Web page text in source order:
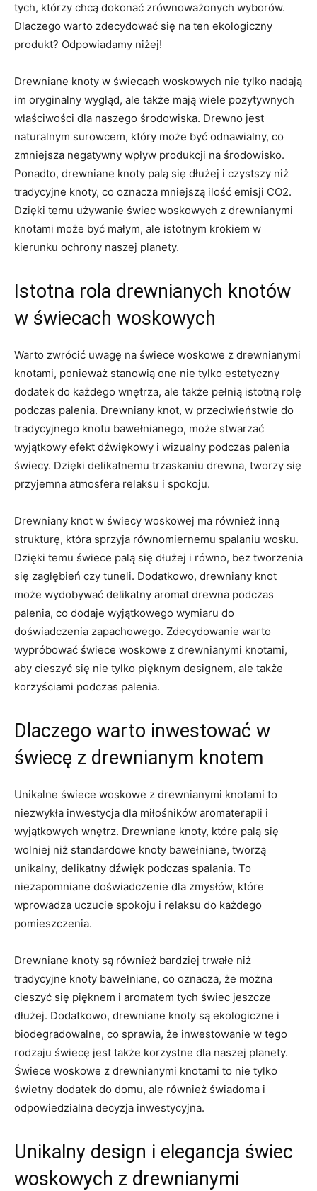
tych, ‌którzy chcą‌ dokonać zrównoważonych wyborów.⁣
Dlaczego warto zdecydować ⁣się⁢ na ⁣ten ekologiczny
produkt? ⁢Odpowiadamy niżej!
Drewniane​ knoty​ w świecach woskowych nie tylko nadają⁤
im​ oryginalny wygląd, ‌ale⁤ także mają⁢ wiele pozytywnych
właściwości‍ dla naszego środowiska.⁢ Drewno jest
naturalnym surowcem, który ⁣może być odnawialny, co
zmniejsza negatywny wpływ produkcji ⁤na środowisko.‍
Ponadto, drewniane knoty palą się dłużej i czystszy niż
tradycyjne knoty,​ co oznacza mniejszą ilość emisji CO2.
Dzięki ​temu używanie świec woskowych⁢ z drewnianymi
knotami‌ może być ⁢małym, ale istotnym‍ krokiem w⁤
kierunku ochrony⁣ naszej planety.
Istotna rola drewnianych knotów
w świecach woskowych
Warto zwrócić uwagę⁣ na świece⁣ woskowe z drewnianymi
⁣knotami, ponieważ stanowią one nie tylko⁢ estetyczny
dodatek⁤ do każdego ⁢wnętrza, ale także pełnią ⁤istotną rolę⁣
podczas palenia. ​Drewniany knot, ‌w ‍przeciwieństwie do
tradycyjnego knotu bawełnianego, może⁢ stwarzać
‍wyjątkowy efekt dźwiękowy ​i wizualny podczas palenia
świecy. Dzięki delikatnemu trzaskaniu drewna, ​tworzy się
przyjemna​ atmosfera relaksu​ i ⁤spokoju.
Drewniany knot w ⁣świecy woskowej ma ⁣również ⁤inną
strukturę, która sprzyja⁢ równomiernemu spalaniu‌ wosku.
Dzięki temu świece ⁢palą ⁢się dłużej i równo, bez tworzenia⁢
się zagłębień czy tuneli. Dodatkowo, drewniany knot
może wydobywać delikatny ⁢aromat drewna podczas
palenia, co ‌dodaje wyjątkowego‌ wymiaru do
doświadczenia zapachowego. Zdecydowanie warto
wypróbować świece woskowe z⁢ drewnianymi knotami,
aby cieszyć się nie ⁣tylko pięknym ⁤designem, ale ​także⁢
korzyściami ⁤podczas palenia.
Dlaczego warto​ inwestować ​w
świecę‍ z drewnianym knotem
Unikalne świece⁤ woskowe z drewnianymi⁢ knotami to
niezwykła inwestycja dla miłośników⁣ aromaterapii i
wyjątkowych wnętrz. Drewniane knoty, ​które palą się
wolniej niż standardowe knoty bawełniane, tworzą
unikalny, delikatny dźwięk ​podczas ​spalania. To
⁣niezapomniane doświadczenie dla zmysłów, które
wprowadza uczucie spokoju i relaksu⁣ do ‌każdego⁤
pomieszczenia.
Drewniane knoty są również ‌bardziej trwałe niż
⁢tradycyjne knoty ‌bawełniane, ​co oznacza, że ⁤​​można
cieszyć ‌się pięknem i aromatem tych świec jeszcze
dłużej. Dodatkowo, drewniane ⁢knoty ‍są ekologiczne i
biodegradowalne,⁤ co⁢ sprawia, że inwestowanie w⁣ tego
rodzaju świecę ⁢jest ⁢także korzystne dla naszej ⁤planety.
Świece woskowe z drewnianymi knotami ‍to nie ​tylko‍
świetny dodatek do domu, ale​ również⁢ świadoma i⁤
odpowiedzialna decyzja inwestycyjna.
Unikalny⁤ design i elegancja świec
woskowych z drewnianymi